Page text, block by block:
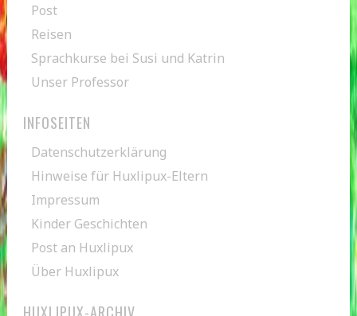
Post
Reisen
Sprachkurse bei Susi und Katrin
Unser Professor
INFOSEITEN
Datenschutzerklärung
Hinweise für Huxlipux-Eltern
Impressum
Kinder Geschichten
Post an Huxlipux
Über Huxlipux